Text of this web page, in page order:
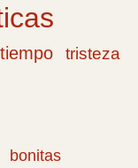
tiempo
tristeza
bonitas